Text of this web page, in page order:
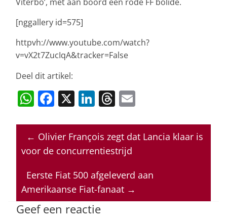
[nggallery id=575]
httpvh://www.youtube.com/watch?
v=vX2t7ZucIqA&tracker=False
Deel dit artikel:
W
at
s
p
p
F
c
e
o
o
k
X Li
k
e
n
T
re
a
d
s
ai
l
← Olivier François zegt dat Lancia klaar is
voor de concurrentiestrijd
Eerste Fiat 500 afgeleverd aan
Amerikaanse Fiat-fanaat →
Geef een reactie